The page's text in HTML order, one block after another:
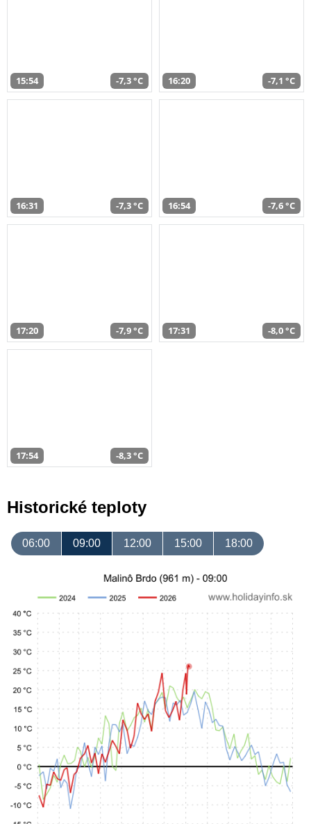
15:54 -7,3 °C 16:20 -7,1 °C
16:31 -7,3 °C 16:54 -7,6 °C
17:20 -7,9 °C 17:31 -8,0 °C
17:54 -8,3 °C
Historické teploty
06:00 09:00 12:00 15:00 18:00